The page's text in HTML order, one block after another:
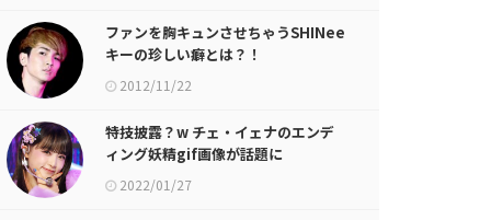
ファンを胸キュンさせちゃうSHINee
キーの珍しい癖とは？！
2012/11/22
特技披露？w チェ・イェナのエンデ
ィング妖精gif画像が話題に
2022/01/27